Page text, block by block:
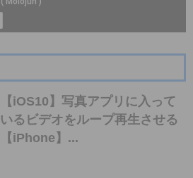
【iOS10】写真アプリに入って
いるビデオをループ再生させる
【iPhone】...